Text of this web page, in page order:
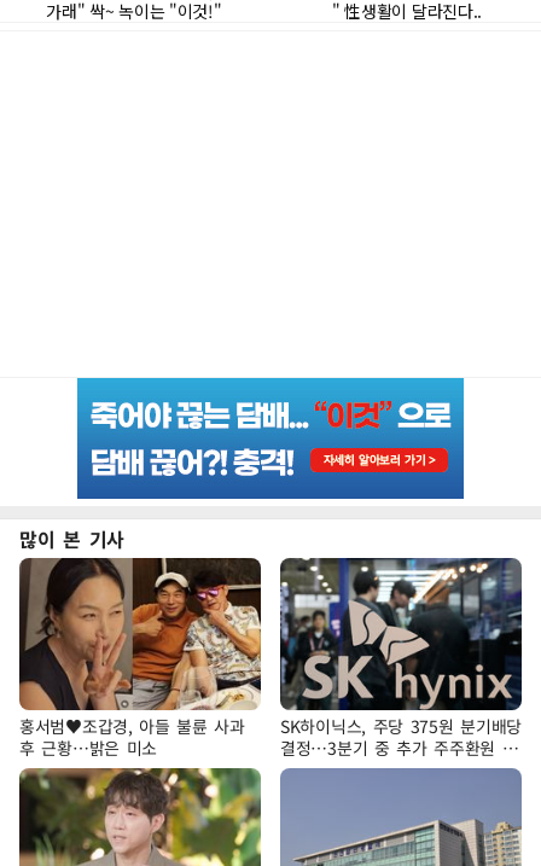
많이 본 기사
홍서범♥조갑경, 아들 불륜 사과
후 근황…밝은 미소
SK하이닉스, 주당 375원 분기배당
결정…3분기 중 추가 주주환원 발
표